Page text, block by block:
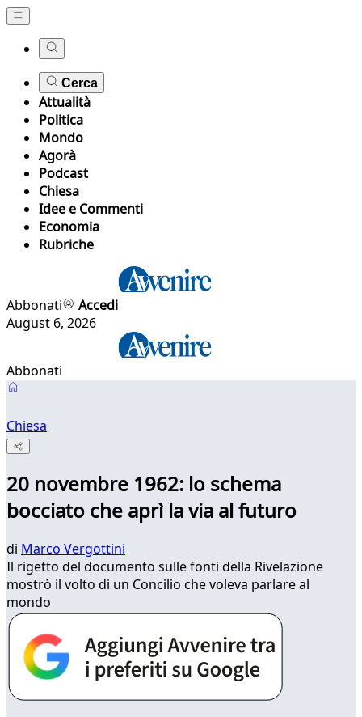
Cerca
Attualità
Politica
Mondo
Agorà
Podcast
Chiesa
Idee e Commenti
Economia
Rubriche
Abbonati
Accedi
August 6, 2026
Abbonati
Chiesa
20 novembre 1962: lo schema
bocciato che aprì la via al futuro
di Marco Vergottini
Il rigetto del documento sulle fonti della Rivelazione
mostrò il volto di un Concilio che voleva parlare al
mondo